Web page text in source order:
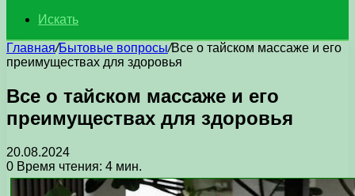
Искать
Главная/Бытовые вопросы/Все о тайском массаже и его
преимуществах для здоровья
Все о тайском массаже и его
преимуществах для здоровья
20.08.2024
0 Время чтения: 4 мин.